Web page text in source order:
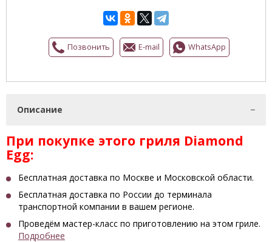
Позвонить E-mail WhatsApp
Описание
При покупке этого гриля Diamond
Egg:
Бесплатная доставка по Москве и Московской области.
Бесплатная доставка по России до терминала
транспортной компании в вашем регионе.
Проведём мастер-класс по приготовлению на этом гриле.
Подробнее